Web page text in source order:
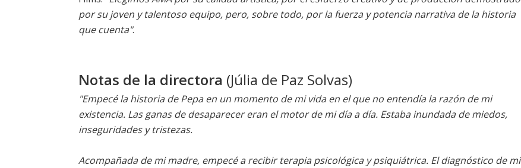
por su joven y talentoso equipo, pero, sobre todo, por la fuerza y potencia narrativa de la historia
que cuenta".
Notas de la directora (Júlia de Paz Solvas)
"Empecé la historia de Pepa en un momento de mi vida en el que no entendía la razón de mi
existencia. Las ganas de desaparecer eran el motor de mi día a día. Estaba inundada de miedos,
inseguridades y tristezas.
Acompañada de mi madre, empecé a recibir terapia psicológica y psiquiátrica. El diagnóstico de mi